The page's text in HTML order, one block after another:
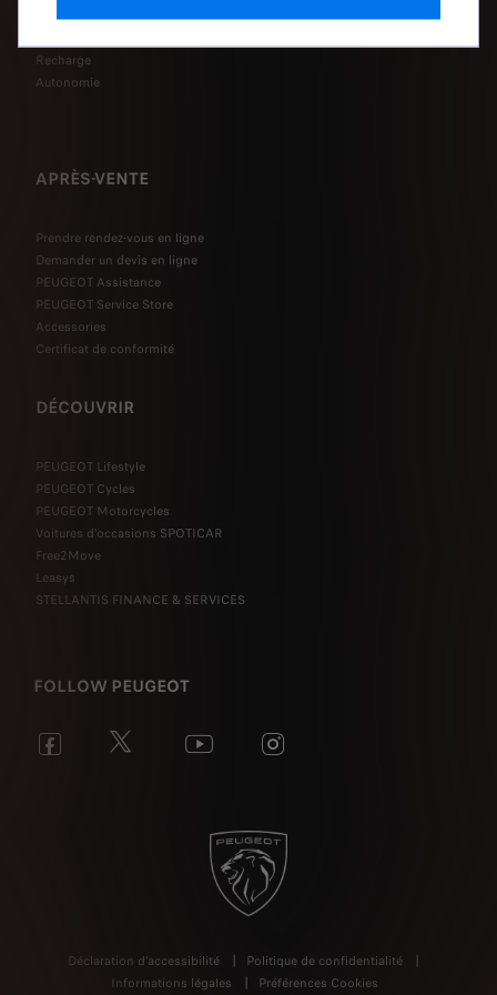
Configurer mon véhicule
Recharge
Autonomie
APRÈS-VENTE
Prendre rendez-vous en ligne
Demander un devis en ligne
PEUGEOT Assistance
PEUGEOT Service Store
Accessories
Certificat de conformité
DÉCOUVRIR
PEUGEOT Lifestyle
PEUGEOT Cycles
PEUGEOT Motorcycles
Voitures d'occasions SPOTICAR
Free2Move
Leasys
STELLANTIS FINANCE & SERVICES
FOLLOW PEUGEOT
Déclaration d'accessibilité
Politique de confidentialité
Informations légales
Préférences Cookies